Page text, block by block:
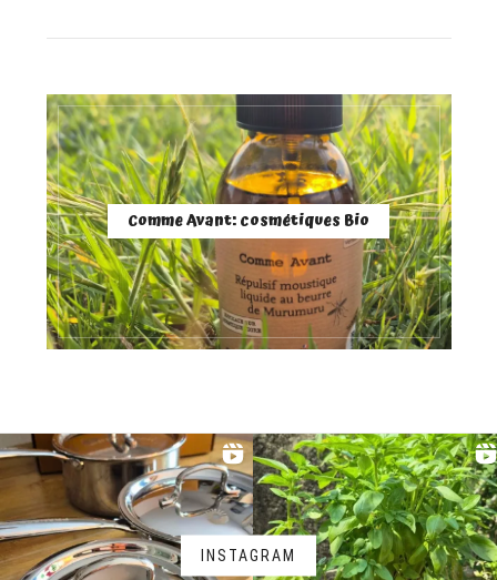
Comme Avant: cosmétiques Bio
INSTAGRAM